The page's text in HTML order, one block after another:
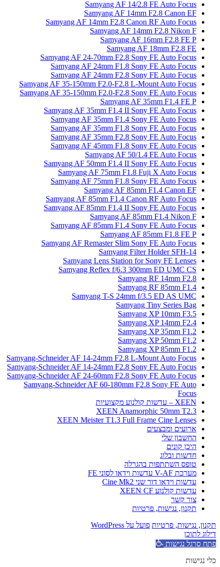
Samyang AF 14/2.8 FE Auto Focus
Samyang AF 14mm F2.8 Canon EF
Samyang AF 14mm F2.8 Canon RF Auto Focus
Samyang AF 14mm F2.8 Nikon F
Samyang AF 16mm F2.8 FE P
Samyang AF 18mm F2.8 FE
Samyang AF 24-70mm F2.8 Sony FE Auto Focus
Samyang AF 24mm F1.8 Sony FE Auto Focus
Samyang AF 24mm F2.8 Sony FE Auto Focus
Samyang AF 35-150mm F2.0-F2.8 L-Mount Auto Focus
Samyang AF 35-150mm F2.0-F2.8 Sony FE Auto Focus
Samyang AF 35mm F1.4 FE P
Samyang AF 35mm F1.4 II Sony FE Auto Focus
Samyang AF 35mm F1.4 Sony FE Auto Focus
Samyang AF 35mm F1.8 Sony FE Auto Focus
Samyang AF 35mm F2.8 Sony FE Auto Focus
Samyang AF 45mm F1.8 Sony FE Auto Focus
Samyang AF 50/1.4 FE Auto Focus
Samyang AF 50mm F1.4 II Sony FE Auto Focus
Samyang AF 75mm F1.8 Fuji X Auto Focus
Samyang AF 75mm F1.8 Sony FE Auto Focus
Samyang AF 85mm F1.4 Canon EF
Samyang AF 85mm F1.4 Canon RF Auto Focus
Samyang AF 85mm F1.4 II Sony FE Auto Focus
Samyang AF 85mm F1.4 Nikon F
Samyang AF 85mm F1.4 Sony FE Auto Focus
Samyang AF 85mm F1.8 FE P
Samyang AF Remaster Slim Sony FE Auto Focus
Samyang Filter Holder SFH-14
Samyang Lens Station for Sony FE Lenses
Samyang Reflex f/6.3 300mm ED UMC CS
Samyang RF 14mm F2.8
Samyang RF 85mm F1.4
Samyang T-S 24mm f/3.5 ED AS UMC
Samyang Tiny Series Bag
Samyang XP 10mm F3.5
Samyang XP 14mm F2.4
Samyang XP 35mm F1.2
Samyang XP 50mm F1.2
Samyang XP 85mm F1.2
Samyang-Schneider AF 14-24mm F2.8 L-Mount Auto Focus
Samyang-Schneider AF 14-24mm F2.8 Sony FE Auto Focus
Samyang-Schneider AF 24-60mm F2.8 Sony FE Auto Focus
Samyang-Schneider AF 60-180mm F2.8 Sony FE Auto
Focus
XEEN – עדשות קולנוע מקצועיות
XEEN Anamorphic 50mm T2.3
XEEN Meister T1.3 Full Frame Cine Lenses
ארועים ומבצעים
החשבון שלי
היכן קונים
חדשות ובלוג
טופס השתתפות בהגרלה
מערכת V-AF עדשות וידאו לסוני FE
עדשות וידאו דור שני Cine Mk2
עדשות קולנוע XEEN CF
צור קשר
תקנון, נגישות, פרטיות
תקנון, נגישות, פרטיות פועל על WordPress
דילוג לתוכן
פתח סרגל נגישות
כלי נגישות